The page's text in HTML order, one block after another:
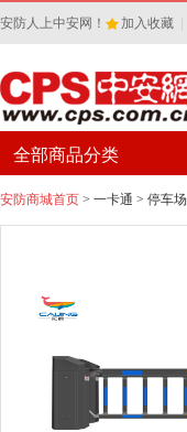
安防人上中安网！ 加入收藏
全部商品分类
安防商城首页 > 一卡通 > 停车场